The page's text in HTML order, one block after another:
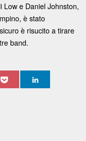
Low e Daniel Johnston,
è stato
è risucito a tirare
band.